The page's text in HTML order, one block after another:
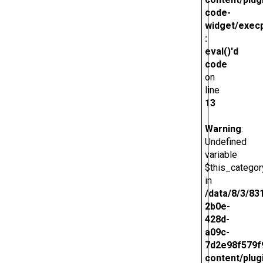
code-
widget/
:
eval()'d
code
on
line
13
Warning:
Undefined
variable
in
/data/8/3/
2b0e-
428d-
a09c-
content/